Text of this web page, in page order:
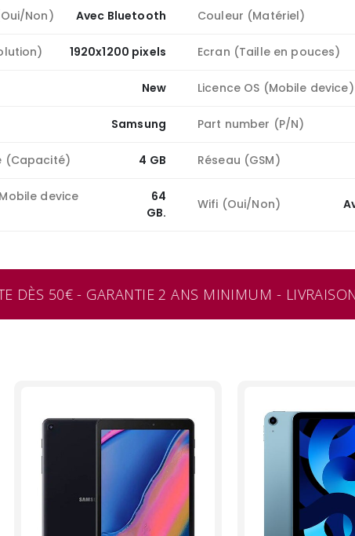
Non) Avec Bluetooth Couleur (Matériel)
1920x1200 pixels Ecran (Taille en pouces)
New Licence OS (Mobile device)
Samsung Part number (P/N)
(Capacité) 4 GB Réseau (GSM)
device
64
GB.
Wifi (Oui/Non)
50€ - GARANTIE 2 ANS MINIMUM -